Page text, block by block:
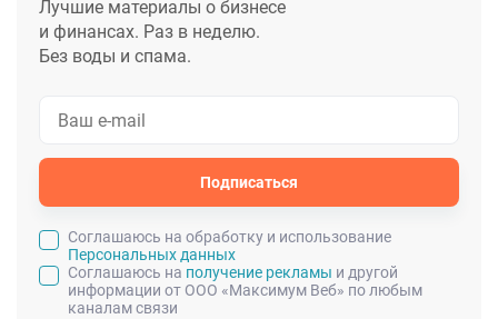
Лучшие материалы о бизнесе
и финансах. Раз в неделю.
Без воды и спама.
Подписаться
Cоглашаюсь на обработку и использование
Персональных данных
Соглашаюсь на получение рекламы и другой
информации от ООО «Максимум Веб» по любым
каналам связи